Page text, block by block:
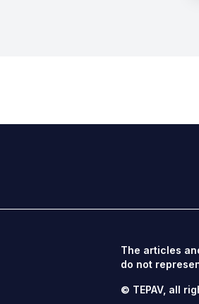
The articles
do not
© TEPAV, all